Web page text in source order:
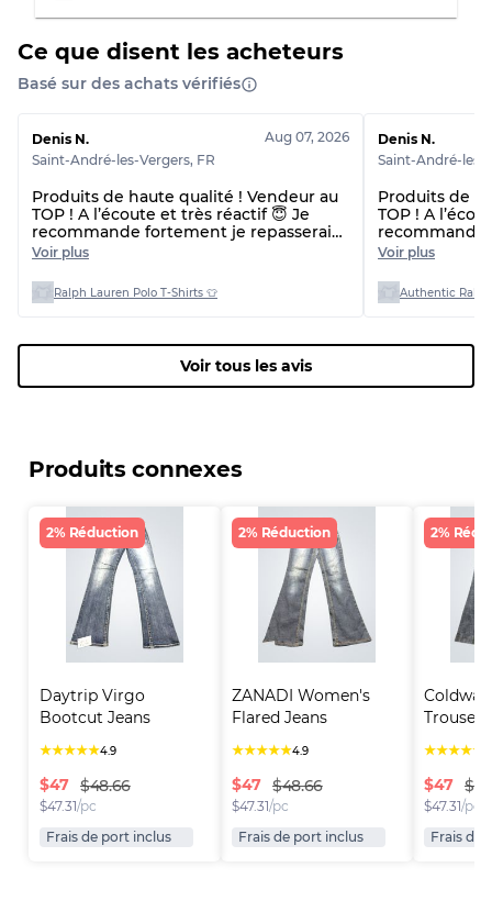
Répartition pour ratios mixtes
Qualité ABC
30% A, 40% B, 30% C
Ce que disent les acheteurs
Basé sur des achats vérifiés
Denis N.
Saint-André-les-Vergers, FR
Aug 07, 2026
Produits de haute qualité ! Vendeur au
TOP ! A l’écoute et très réactif 😇 Je
recommande fortement je repasserai
commande 🙌🏼😇 Et délai de livraison
plus rapide que prévu !! 👌
Voir plus
Ralph Lauren Polo T-Shirts 👕
Denis N.
Saint-André-les-
Produits de
TOP ! A
recommande
commande
plus rapide
beaucoup 🙏
Voir plus
Authentic
Voir tous les avis
Produits connexes
2% Réduction
Daytrip Virgo
Bootcut Jeans
★★★★★4.9
$47 $48.66
$47.31/pc
Frais de port inclus
2% Réduction
ZANADI Women's
Flared Jeans
★★★★★4.9
$47 $48.66
$47.31/pc
Frais de port inclus
2%
Trouser
★★★★★
$47
$47.31/pc
Frais de